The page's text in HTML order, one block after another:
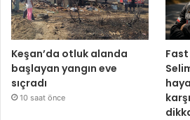
Keşan’da otluk alanda
başlayan yangın eve
sıçradı
10 saat önce